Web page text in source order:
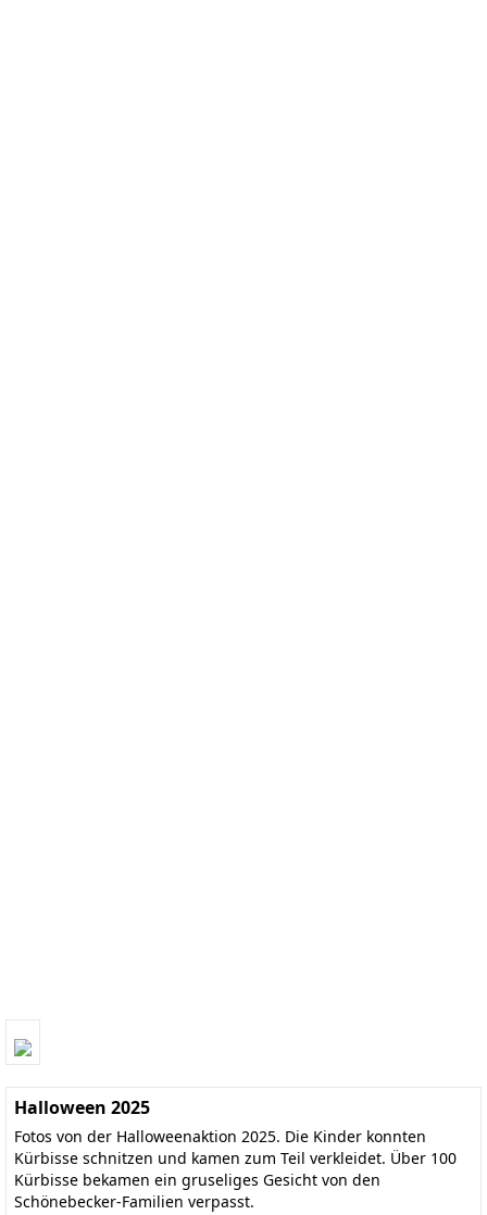
Halloween 2025
Fotos von der Halloweenaktion 2025. Die Kinder konnten
Kürbisse schnitzen und kamen zum Teil verkleidet. Über 100
Kürbisse bekamen ein gruseliges Gesicht von den
Schönebecker-Familien verpasst.